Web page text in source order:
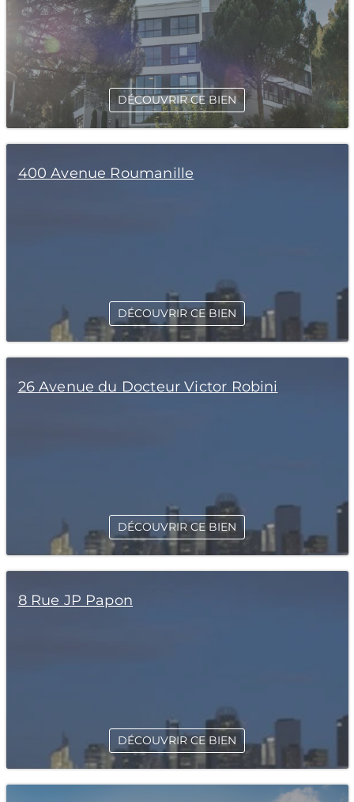
DÉCOUVRIR CE BIEN
400 Avenue Roumanille
DÉCOUVRIR CE BIEN
26 Avenue du Docteur Victor Robini
DÉCOUVRIR CE BIEN
8 Rue JP Papon
DÉCOUVRIR CE BIEN